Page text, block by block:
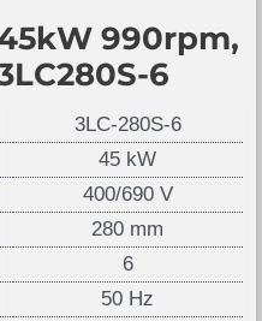
990rpm,
6
3LC-280S-6
45 kW
400/690 V
280 mm
6
50 Hz